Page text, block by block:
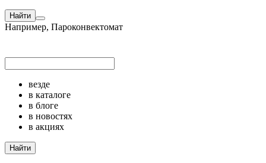
Найти
Например, Пароконвектомат
везде
в каталоге
в блоге
в новостях
в акциях
Найти